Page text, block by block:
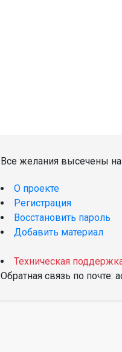
Все желания высечены
О проекте
Регистрация
Восстановить пароль
Добавить материал
Техническая
Обратная связь по почте: